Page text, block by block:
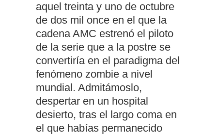
aquel treinta y uno de octubre
de dos mil once en el que la
cadena AMC estrenó el piloto
de la serie que a la postre se
convertiría en el paradigma del
fenómeno zombie a nivel
mundial. Admitámoslo,
despertar en un hospital
desierto, tras el largo coma en
el que habías permanecido